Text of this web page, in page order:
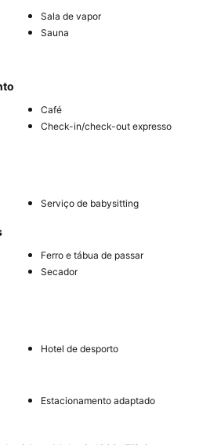
Sala de vapor
Sauna
Café
Check-in/check-out expresso
Serviço de babysitting
Ferro e tábua de passar
Secador
Hotel de desporto
Estacionamento adaptado